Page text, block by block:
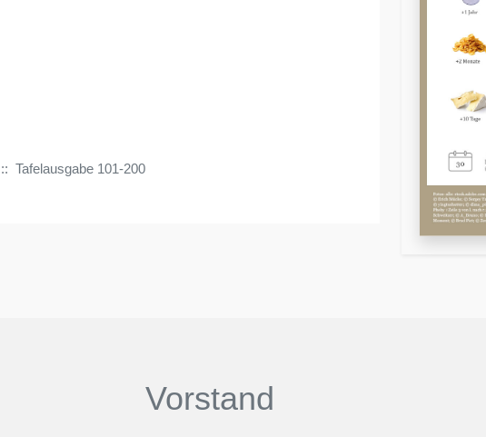
:: Tafelausgabe 101-200
Vorstand